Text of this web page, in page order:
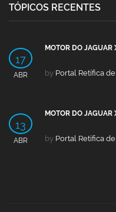
TÓPICOS RECENTES
17
ABR
MOTOR DO
by Portal Retífica
13
ABR
MOTOR DO JAGUAR
by Portal Retífica